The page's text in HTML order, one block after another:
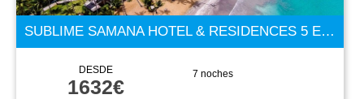
SUBLIME SAMANA HOTEL & RESIDENCES 5 ESTRELLAS
DESDE
1632€
7 noches